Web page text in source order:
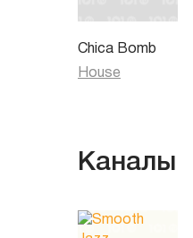
Chica Bomb
House
Каналы